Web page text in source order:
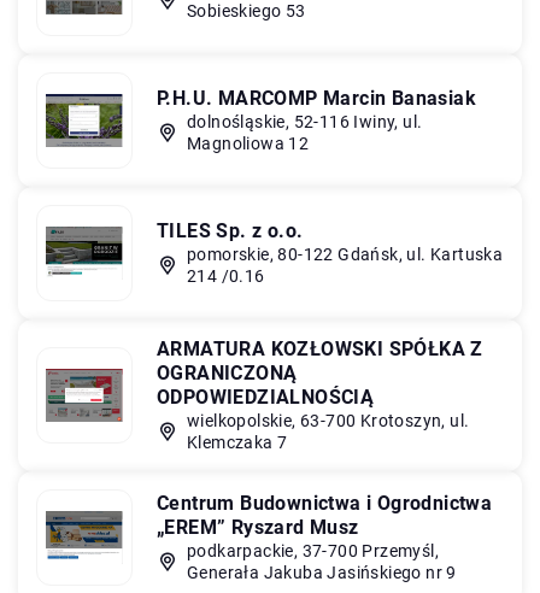
Sobieskiego 53
P.H.U. MARCOMP Marcin Banasiak
dolnośląskie, 52-116 Iwiny, ul.
Magnoliowa 12
TILES Sp. z o.o.
pomorskie, 80-122 Gdańsk, ul. Kartuska
214 /0.16
ARMATURA KOZŁOWSKI SPÓŁKA Z
OGRANICZONĄ
ODPOWIEDZIALNOŚCIĄ
wielkopolskie, 63-700 Krotoszyn, ul.
Klemczaka 7
Centrum Budownictwa i Ogrodnictwa
„EREM” Ryszard Musz
podkarpackie, 37-700 Przemyśl,
Generała Jakuba Jasińskiego nr 9